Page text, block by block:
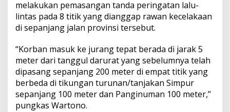
melakukan pemasangan tanda peringatan lalu-
lintas pada 8 titik yang dianggap rawan kecelakaan
di sepanjang jalan provinsi tersebut.
“Korban masuk ke jurang tepat berada di jarak 5
meter dari tanggul darurat yang sebelumnya telah
dipasang sepanjang 200 meter di empat titik yang
berbeda di tikungan turunan/tanjakan Simpur
sepanjang 100 meter dan Panginuman 100 meter,”
pungkas Wartono.